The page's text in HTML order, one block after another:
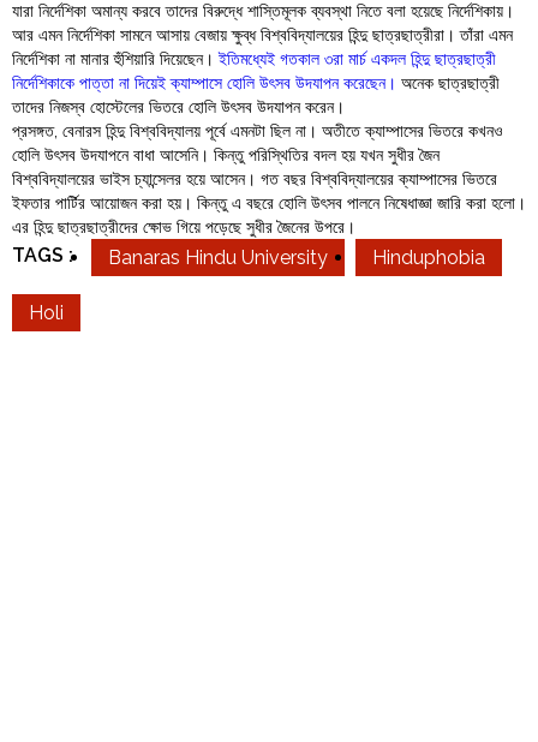
যারা নির্দেশিকা অমান্য করবে তাদের বিরুদ্ধে শাস্তিমূলক ব্যবস্থা নিতে বলা হয়েছে নির্দেশিকায়।
আর এমন নির্দেশিকা সামনে আসায় বেজায় ক্ষুব্ধ বিশ্ববিদ্যালয়ের হিন্দু ছাত্রছাত্রীরা। তাঁরা এমন
নির্দেশিকা না মানার হুঁশিয়ারি দিয়েছেন।ইতিমধ্যেই গতকাল ৩রা মার্চ একদল হিন্দু ছাত্রছাত্রী
নির্দেশিকাকে পাত্তা না দিয়েই ক্যাম্পাসে হোলি উৎসব উদযাপন করেছেন। অনেক ছাত্রছাত্রী
তাদের নিজস্ব হোস্টেলের ভিতরে হোলি উৎসব উদযাপন করেন।
প্রসঙ্গত, বেনারস হিন্দু বিশ্ববিদ্যালয় পূর্বে এমনটা ছিল না। অতীতে ক্যাম্পাসের ভিতরে কখনও
হোলি উৎসব উদযাপনে বাধা আসেনি। কিন্তু পরিস্থিতির বদল হয় যখন সুধীর জৈন
বিশ্ববিদ্যালয়ের ভাইস চ্যান্সেলর হয়ে আসেন। গত বছর বিশ্ববিদ্যালয়ের ক্যাম্পাসের ভিতরে
ইফতার পার্টির আয়োজন করা হয়। কিন্তু এ বছরে হোলি উৎসব পালনে নিষেধাজ্ঞা জারি করা হলো।
এর হিন্দু ছাত্রছাত্রীদের ক্ষোভ গিয়ে পড়েছে সুধীর জৈনের উপরে।
TAGS : Banaras Hindu University Hinduphobia
Holi